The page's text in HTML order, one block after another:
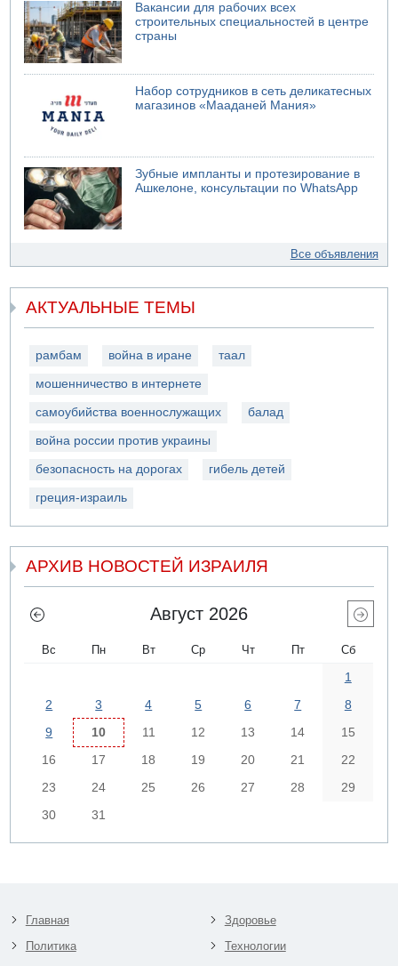
Вакансии для рабочих всех
строительных специальностей в центре
страны
Набор сотрудников в сеть деликатесных
магазинов «Мааданей Мания»
Зубные импланты и протезирование в
Ашкелоне, консультации по WhatsApp
Все объявления
АКТУАЛЬНЫЕ ТЕМЫ
рамбам война в иране таал
мошенничество в интернете
самоубийства военнослужащих балад
война россии против украины
безопасность на дорогах гибель детей
греция-израиль
АРХИВ НОВОСТЕЙ ИЗРАИЛЯ
Август 2026
Вс Пн Вт Ср Чт Пт Сб
1
2
3 4 5 6 7
8
9
10 11 12 13 14
15
16
17 18 19 20 21
22
23
24 25 26 27 28
29
30
31
Главная
Политика
Здоровье
Технологии